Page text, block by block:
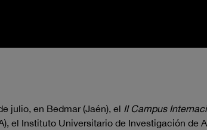
julio, en Bedmar (Jaén), el II Campus
el Instituto Universitario de Investigación de